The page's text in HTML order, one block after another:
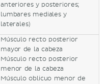
anteriores y posteriores;
lumbares mediales y
laterales)
Músculo recto posterior
mayor de la cabeza
Músculo recto posterior
menor de la cabeza
Músculo oblicuo menor de